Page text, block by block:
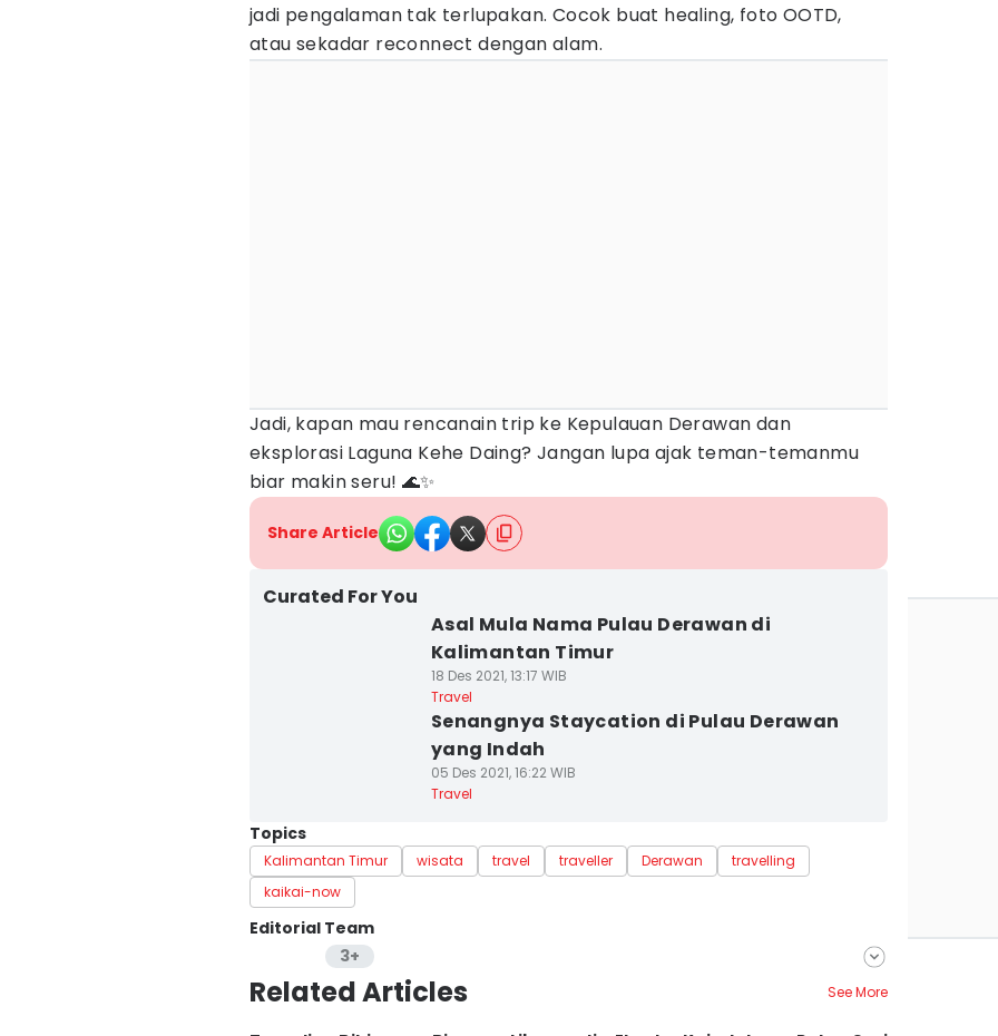
jadi pengalaman tak terlupakan. Cocok buat healing, foto OOTD,
atau sekadar reconnect dengan alam.
Jadi, kapan mau rencanain trip ke Kepulauan Derawan dan
eksplorasi Laguna Kehe Daing? Jangan lupa ajak teman-temanmu
biar makin seru! 🌊✨
Share Article
Curated For You
Asal Mula Nama Pulau Derawan di
Kalimantan Timur
18 Des 2021, 13:17 WIB
Travel
Senangnya Staycation di Pulau Derawan
yang Indah
05 Des 2021, 16:22 WIB
Travel
Topics
Kalimantan Timur wisata travel traveller Derawan
travelling
kaikai-now
Editorial Team
3+
Editor
Mayang Ulfah Narimanda
Related Articles See More